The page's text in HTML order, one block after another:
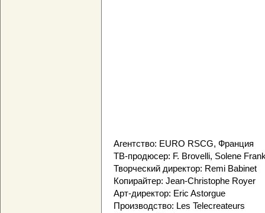
Агентство: EURO RSCG, Франция
ТВ-продюсер: F. Brovelli, Solene
Творческий директор: Remi Babinet
Копирайтер: Jean-Christophe Royer
Арт-директор: Eric Astorgue
Производство: Les Telecreateurs